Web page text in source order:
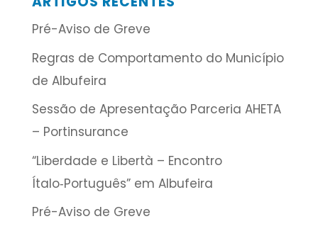
Pré-Aviso de Greve
Regras de Comportamento do Município
de Albufeira
Sessão de Apresentação Parceria AHETA
– Portinsurance
“Liberdade e Libertà – Encontro
Ítalo‑Português” em Albufeira
Pré-Aviso de Greve